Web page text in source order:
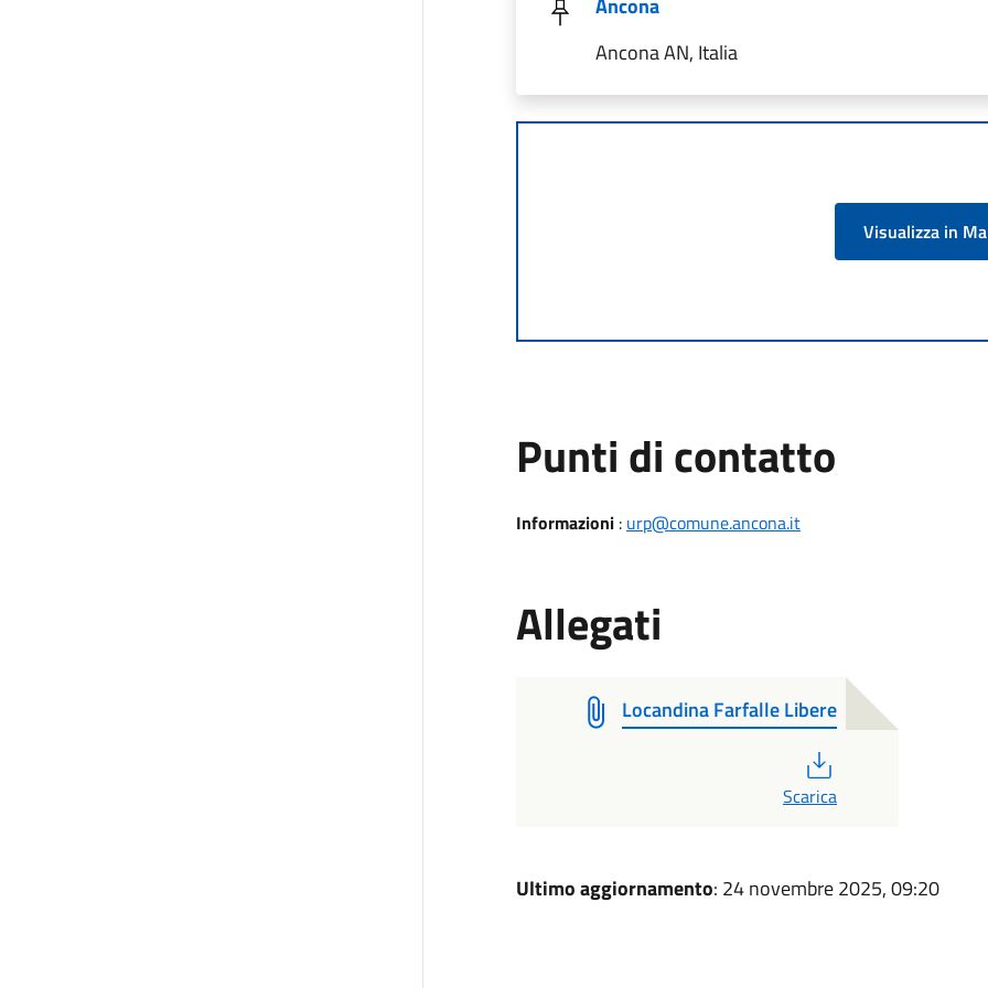
Ancona
Ancona AN, Italia
Visualizza in
Punti di contatto
Informazioni: urp@comune.ancona.it
Allegati
Locandina Farfalle Libere
Scarica
Ultimo aggiornamento: 24 novembre 2025, 09:20